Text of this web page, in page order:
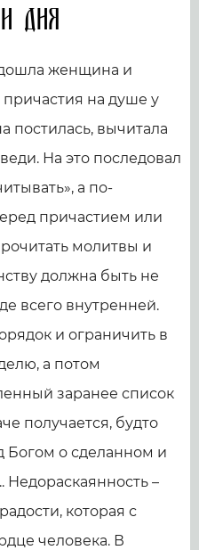
дня
женщина и
на душе у
постилась, вычитала
На это последовал
а по-
причастием или
молитвы и
должна быть не
всего внутренней.
и ограничить в
а потом
заранее список
получается, будто
Богом о сделанном и
–
которая с
человека. В